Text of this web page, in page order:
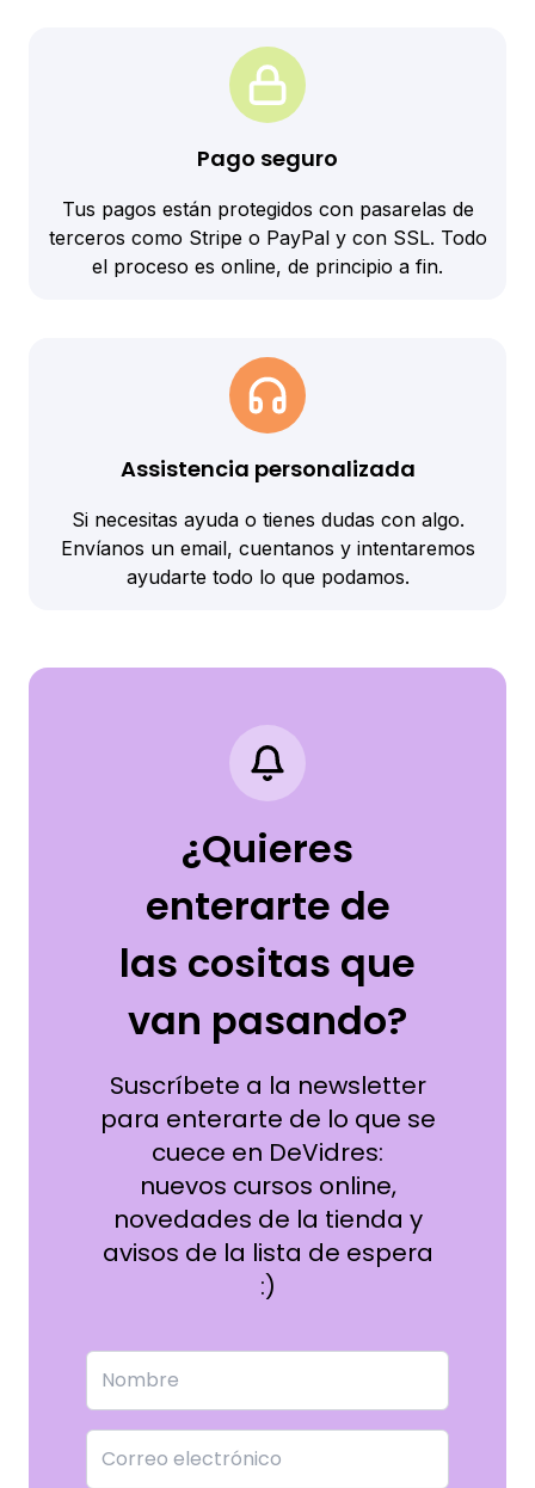
Pago seguro
Tus pagos están protegidos con pasarelas de
terceros como Stripe o PayPal y con SSL. Todo
el proceso es online, de principio a fin.
Assistencia personalizada
Si necesitas ayuda o tienes dudas con algo.
Envíanos un email, cuentanos y intentaremos
ayudarte todo lo que podamos.
¿Quieres
enterarte de
las cositas que
van pasando?
Suscríbete a la newsletter
para enterarte de lo que se
cuece en DeVidres:
nuevos cursos online,
novedades de la tienda y
avisos de la lista de espera
:)